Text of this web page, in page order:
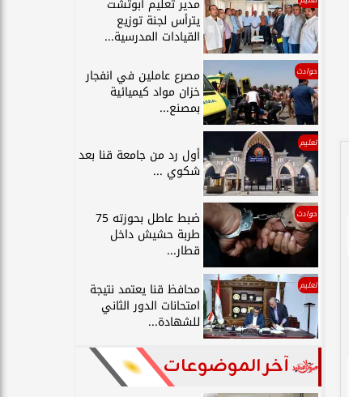
مدير تعليم أبوتشت
يترأس لجنة توزيع
القيادات المدرسية...
حوادث مصرع عاملين في انفجار
خزان مواد كيميائية
بمصنع...
تعليم
أول رد من جامعة قنا بعد
شكوي ...
حوادث ضبط عاطل بحوزته 75
طربة حشيش داخل
قطار...
تعليم محافظ قنا يعتمد نتيجة
امتحانات الدور الثاني
للشهادة...
آخر الموضوعات